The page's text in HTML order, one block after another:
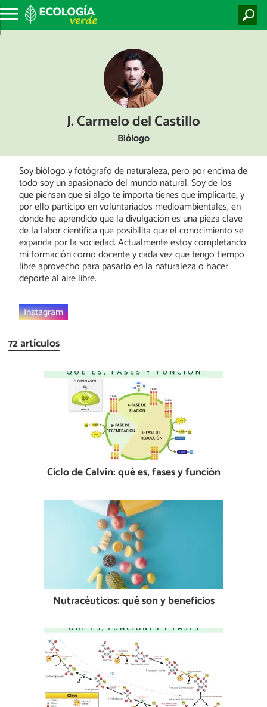
J. Carmelo del Castillo
Biólogo
Soy biólogo y fotógrafo de naturaleza, pero por encima de
todo soy un apasionado del mundo natural. Soy de los
que piensan que si algo te importa tienes que implicarte, y
por ello participo en voluntariados medioambientales, en
donde he aprendido que la divulgación es una pieza clave
de la labor científica que posibilita que el conocimiento se
expanda por la sociedad. Actualmente estoy completando
mi formación como docente y cada vez que tengo tiempo
libre aprovecho para pasarlo en la naturaleza o hacer
deporte al aire libre.
Instagram
72 artículos
Ciclo de Calvin: qué es, fases y función
Nutracéuticos: qué son y beneficios